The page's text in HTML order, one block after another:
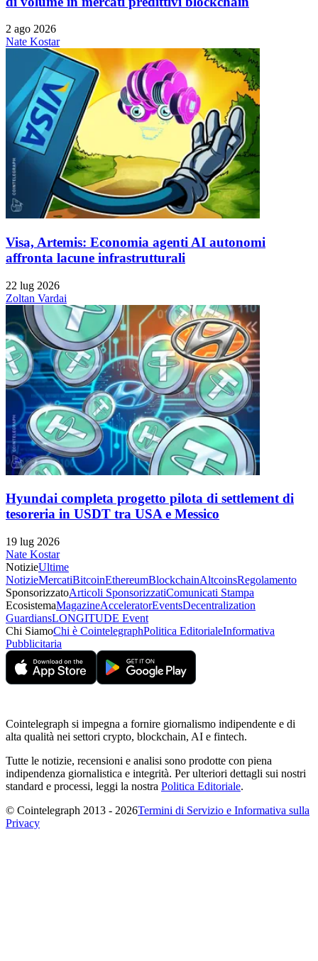
2 ago 2026
Nate Kostar
Visa, Artemis: Economia agenti AI autonomi
affronta lacune infrastrutturali
22 lug 2026
Zoltan Vardai
Hyundai completa progetto pilota di settlement di
tesoreria in USDT tra USA e Messico
19 lug 2026
Nate Kostar
NotizieUltime
NotizieMercatiBitcoinEthereumBlockchainAltcoinsRegolamento
SponsorizzatoArticoli SponsorizzatiComunicati Stampa
EcosistemaMagazineAcceleratorEventsDecentralization
GuardiansLONGITUDE Event
Chi SiamoChi è CointelegraphPolitica EditorialeInformativa
Pubblicitaria
Cointelegraph si impegna a fornire giornalismo indipendente e di
alta qualità nei settori crypto, blockchain, AI e fintech.
Tutte le notizie, recensioni e analisi sono prodotte con piena
indipendenza giornalistica e integrità. Per ulteriori dettagli sui nostri
standard e processi, leggi la nostra Politica Editoriale.
© Cointelegraph 2013 - 2026Termini di Servizio e Informativa sulla
Privacy